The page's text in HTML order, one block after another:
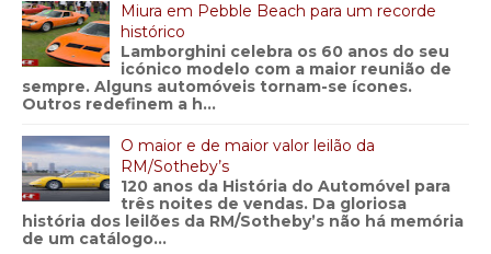
Miura em Pebble Beach para um recorde
histórico
Lamborghini celebra os 60 anos do seu
icónico modelo com a maior reunião de
sempre. Alguns automóveis tornam-se ícones.
Outros redefinem a h...
O maior e de maior valor leilão da
RM/Sotheby’s
120 anos da História do Automóvel para
três noites de vendas. Da gloriosa
história dos leilões da RM/Sotheby’s não há memória
de um catálogo...